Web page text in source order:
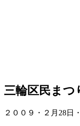
三輪区民まつ
２００９・２月28日